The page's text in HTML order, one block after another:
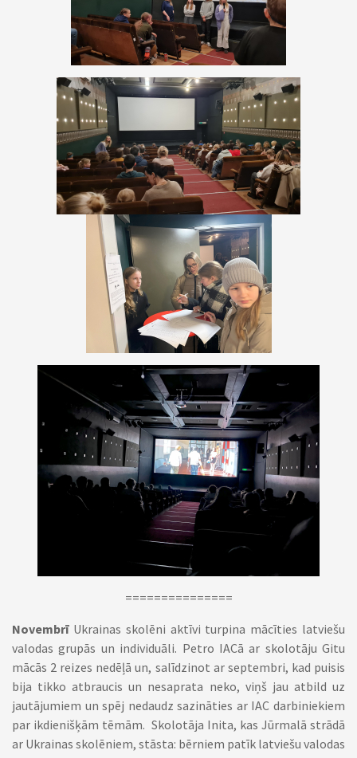
===============
NovembrīUkrainas skolēni aktīvi turpina mācīties latviešu
valodas grupās un individuāli. Petro IACā ar skolotāju Gitu
mācās 2 reizes nedēļā un, salīdzinot ar septembri, kad puisis
bija tikko atbraucis un nesaprata neko, viņš jau atbild uz
jautājumiem un spēj nedaudz sazināties ar IAC darbiniekiem
par ikdienišķām tēmām. Skolotāja Inita, kas Jūrmalā strādā
ar Ukrainas skolēniem, stāsta: bērniem patīk latviešu valodas